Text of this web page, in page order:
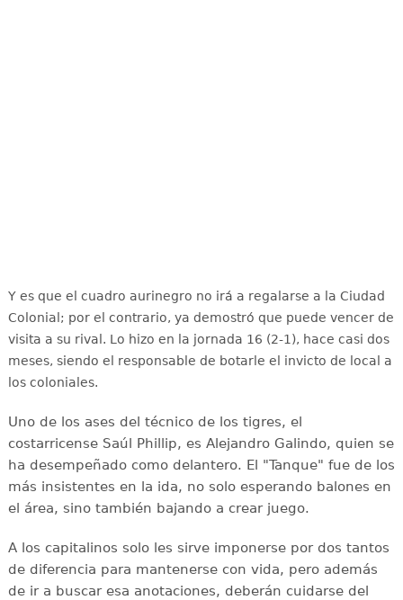
Y es que el cuadro aurinegro no irá a regalarse a la Ciudad
Colonial; por el contrario, ya demostró que puede vencer de
visita a su rival. Lo hizo en la jornada 16 (2-1), hace casi dos
meses, siendo el responsable de botarle el invicto de local a
los coloniales.
Uno de los ases del técnico de los tigres, el
costarricense Saúl Phillip, es Alejandro Galindo, quien se
ha desempeñado como delantero. El "Tanque" fue de los
más insistentes en la ida, no solo esperando balones en
el área, sino también bajando a crear juego.
A los capitalinos solo les sirve imponerse por dos tantos
de diferencia para mantenerse con vida, pero además
de ir a buscar esa anotaciones, deberán cuidarse del